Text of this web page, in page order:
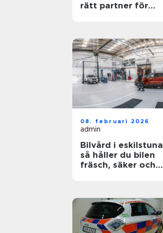
rätt partner för
08. februari 2026
admin
Bilvård i eskilstuna
så håller du bilen
fräsch, säker och